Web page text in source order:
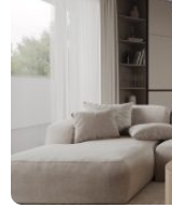
PETER
Ako
Od